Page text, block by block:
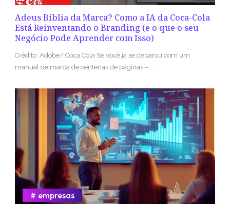
Adeus Bíblia da Marca? Como a IA da Coca-Cola
Está Reinventando o Branding (e o que o seu
Negócio Pode Aprender com Isso)
Crédito: Adobe/ Coca Cola Se você já se deparou com um
manual de marca de centenas de páginas –...
empresas